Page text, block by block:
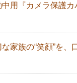
用『カメラ保護カ
家族の“笑顔”を、